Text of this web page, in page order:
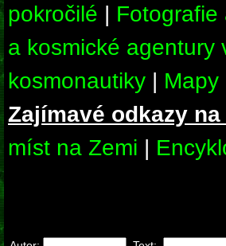
pokročilé |
a kosmické agentury
kosmonautiky | Mapy
Zajímavé odkazy
míst na Zemi |